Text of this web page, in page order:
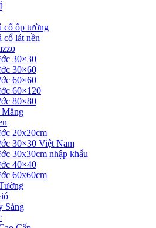
cổ ốp tường
cổ lát nền
30×30
30×60
60×60
60×120
80×80
20x20cm
30×30 Việt Nam
30x30cm nhập khẩu
40×40
60x60cm
Sáng